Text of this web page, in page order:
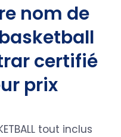
nom de
certifié
prix
tout inclus